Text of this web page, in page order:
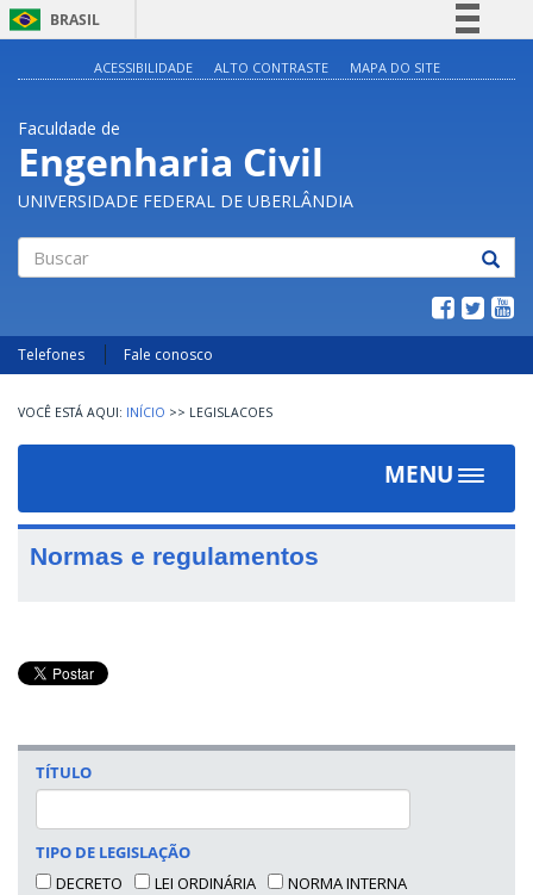
BRASIL
Legislação
Canais
ACESSIBILIDADE ALTO CONTRASTE MAPA DO SITE
Faculdade de
Engenharia Civil
UNIVERSIDADE FEDERAL DE UBERLÂNDIA
Telefones Fale conosco
INÍCIO >> LEGISLACOES
MENU
Toggle
Normas e regulamentos
TÍTULO
TIPO DE LEGISLAÇÃO
DECRETO
LEI ORDINÁRIA
NORMA INTERNA